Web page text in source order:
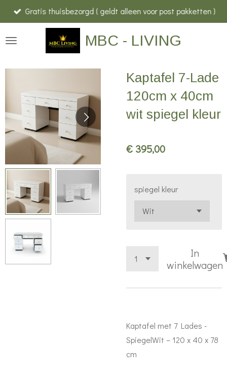
Ga
direct
naar
hoofdinhoud
MBC - LIVING
Gratis thuisbezorgd ( geldt alleen voor post pakketten )
Kaptafel 7-Lade
120cm x 40cm
wit spiegel kleur
€ 395,00
spiegel kleur
In
winkelwagen
Kaptafel met 7 Lades -
SpiegelWit – 120 x 40 x 78
cm